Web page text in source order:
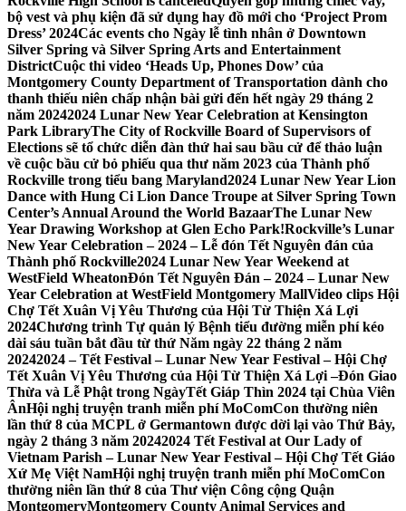
bộ vest và phụ kiện đã sử dụng hay đồ mới cho ‘Project Prom
Dress’ 2024Các events cho Ngày lễ tình nhân ở Downtown
Silver Spring và Silver Spring Arts and Entertainment
DistrictCuộc thi video ‘Heads Up, Phones Dow’ của
Montgomery County Department of Transportation dành cho
thanh thiếu niên chấp nhận bài gửi đến hết ngày 29 tháng 2
năm 20242024 Lunar New Year Celebration at Kensington
Park LibraryThe City of Rockville Board of Supervisors of
Elections sẽ tổ chức diễn đàn thứ hai sau bầu cử để thảo luận
về cuộc bầu cử bỏ phiếu qua thư năm 2023 của Thành phố
Rockville trong tiểu bang Maryland2024 Lunar New Year Lion
Dance with Hung Ci Lion Dance Troupe at Silver Spring Town
Center’s Annual Around the World BazaarThe Lunar New
Year Drawing Workshop at Glen Echo Park!Rockville’s Lunar
New Year Celebration – 2024 – Lễ đón Tết Nguyên đán của
Thành phố Rockville2024 Lunar New Year Weekend at
WestField WheatonĐón Tết Nguyên Đán – 2024 – Lunar New
Year Celebration at WestField Montgomery MallVideo clips Hội
Chợ Tết Xuân Vị Yêu Thương của Hội Từ Thiện Xá Lợi
2024Chương trình Tự quản lý Bệnh tiểu đường miễn phí kéo
dài sáu tuần bắt đầu từ thứ Năm ngày 22 tháng 2 năm
20242024 – Tết Festival – Lunar New Year Festival – Hội Chợ
Tết Xuân Vị Yêu Thương của Hội Từ Thiện Xá Lợi –Đón Giao
Thừa và Lễ Phật trong NgàyTết Giáp Thìn 2024 tại Chùa Viên
ÂnHội nghị truyện tranh miễn phí MoComCon thường niên
lần thứ 8 của MCPL ở Germantown được dời lại vào Thứ Bảy,
ngày 2 tháng 3 năm 20242024 Tết Festival at Our Lady of
Vietnam Parish – Lunar New Year Festival – Hội Chợ Tết Giáo
Xứ Mẹ Việt NamHội nghị truyện tranh miễn phí MoComCon
thường niên lần thứ 8 của Thư viện Công cộng Quận
MontgomeryMontgomery County Animal Services and